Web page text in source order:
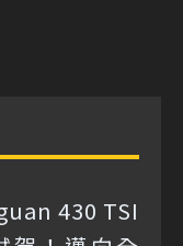
430 TSI